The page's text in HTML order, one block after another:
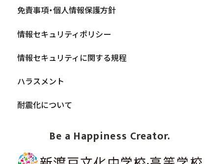
Be a Happiness Creator.
免責事項・個人情報保護方針
情報セキュリティポリシー
情報セキュリティに関する規程
ハラスメント
耐震化について